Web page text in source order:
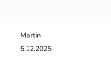
Martin
Hodnotenie obchodu je 5 z 5
5.12.2025